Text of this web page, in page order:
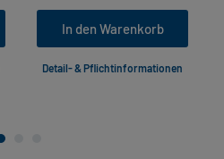
In den Warenkorb
Detail- & Pflichtinformationen